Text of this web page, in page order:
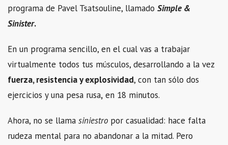
programa de Pavel Tsatsouline, llamado Simple &
Sinister.
En un programa sencillo, en el cual vas a trabajar
virtualmente todos tus músculos, desarrollando a la vez
fuerza, resistencia y explosividad, con tan sólo dos
ejercicios y una pesa rusa, en 18 minutos.
Ahora, no se llama siniestro por casualidad: hace falta
rudeza mental para no abandonar a la mitad. Pero